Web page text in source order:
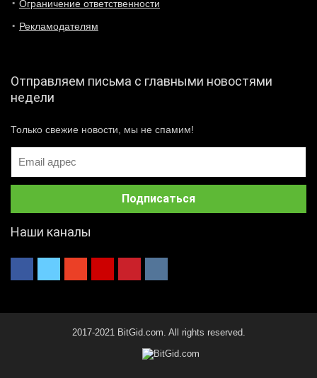
Ограничение ответственности
Рекламодателям
Отправляем письма с главными новостями
недели
Только свежие новости, мы не спамим!
Наши каналы
2017-2021 BitGid.com. All rights reserved.